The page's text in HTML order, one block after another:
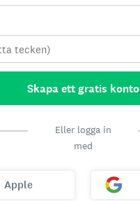
Skapa ett gratis konto
Eller logga in
med
Apple